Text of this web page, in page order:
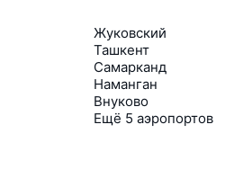
Жуковский
Ташкент
Самарканд
Наманган
Внуково
Ещё 5 аэропортов